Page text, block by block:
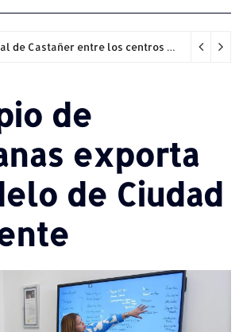
Hospital General de Castañer entre los centros de salud comunitarios con mejor desempeño clínico de Estados Unidos
de
exporta
de Ciudad